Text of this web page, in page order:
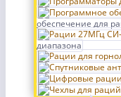
обеспечение для
диапазона